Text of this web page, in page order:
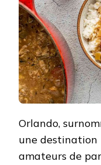
Orlando,
une destination
amateurs de